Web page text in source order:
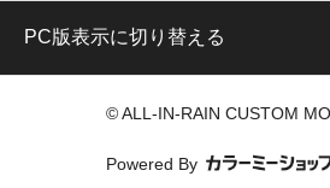
PC版表示に切り替える
© ALL-IN-RAIN CUSTOM
Powered By